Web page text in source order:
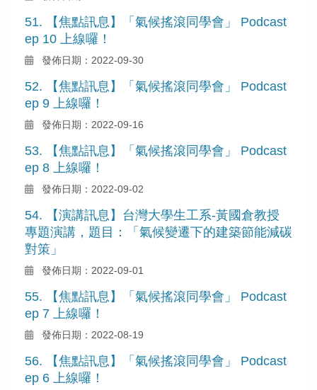
51. 【焦點訊息】「氣候搖滾同學會」 Podcast
ep 10 上線囉！
發佈日期：2022-09-30
52. 【焦點訊息】「氣候搖滾同學會」 Podcast
ep 9 上線囉！
發佈日期：2022-09-16
53. 【焦點訊息】「氣候搖滾同學會」 Podcast
ep 8 上線囉！
發佈日期：2022-09-02
54. 【演講訊息】台灣大學生工系-黃國倉教授
專題演講，題目：「氣候變遷下的建築節能減碳
對策」
發佈日期：2022-09-01
55. 【焦點訊息】「氣候搖滾同學會」 Podcast
ep 7 上線囉！
發佈日期：2022-08-19
56. 【焦點訊息】「氣候搖滾同學會」 Podcast
ep 6 上線囉！